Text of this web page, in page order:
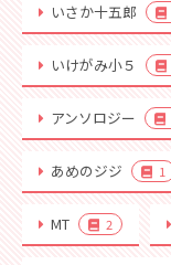
いさか十五郎
いけがみ小５
アンソロジー
あめのジジ 1
MT 2